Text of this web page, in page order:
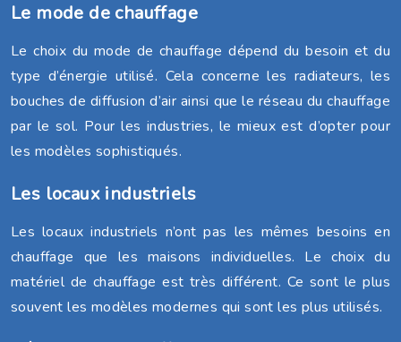
Le mode de chauffage
Le choix du mode de chauffage dépend du besoin et du
type d’énergie utilisé. Cela concerne les radiateurs, les
bouches de diffusion d’air ainsi que le réseau du chauffage
par le sol. Pour les industries, le mieux est d’opter pour
les modèles sophistiqués.
Les locaux industriels
Les locaux industriels n’ont pas les mêmes besoins en
chauffage que les maisons individuelles. Le choix du
matériel de chauffage est très différent. Ce sont le plus
souvent les modèles modernes qui sont les plus utilisés.